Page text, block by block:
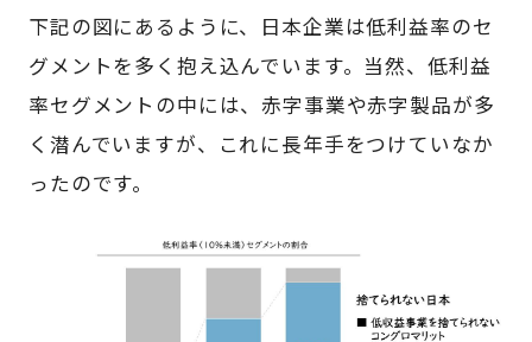
下記の図にあるように、日本企業は低利益率のセ
グメントを多く抱え込んでいます。当然、低利益
率セグメントの中には、赤字事業や赤字製品が多
く潜んでいますが、これに長年手をつけていなか
ったのです。